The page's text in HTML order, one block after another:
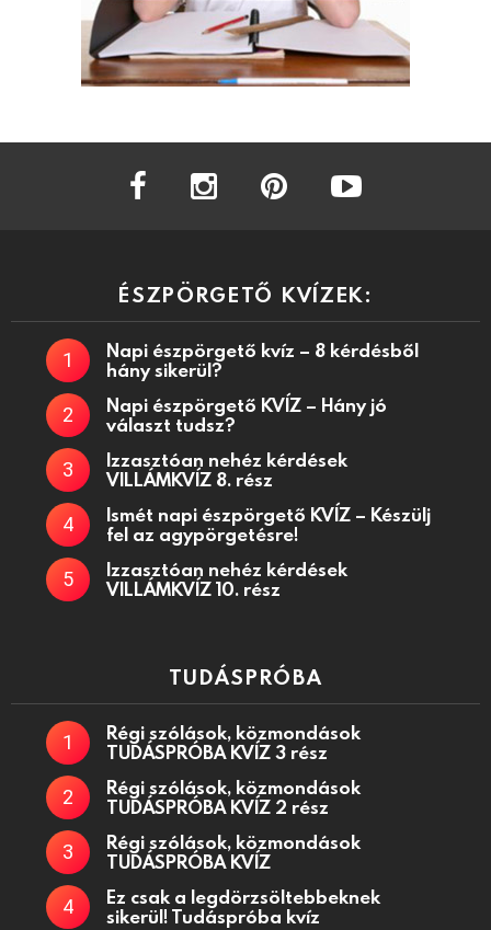
facebook instagram
ÉSZPÖRGETŐ KVÍZEK:
Napi észpörgető kvíz – 8 kérdésből
hány sikerül?
Napi észpörgető KVÍZ – Hány jó
választ tudsz?
Izzasztóan nehéz kérdések
VILLÁMKVÍZ 8. rész
Ismét napi észpörgető KVÍZ – Készülj
fel az agypörgetésre!
Izzasztóan nehéz kérdések
VILLÁMKVÍZ 10. rész
TUDÁSPRÓBA
Régi szólások, közmondások
TUDÁSPRÓBA KVÍZ 3 rész
Régi szólások, közmondások
TUDÁSPRÓBA KVÍZ 2 rész
Régi szólások, közmondások
TUDÁSPRÓBA KVÍZ
Ez csak a legdörzsöltebbeknek
sikerül! Tudáspróba kvíz